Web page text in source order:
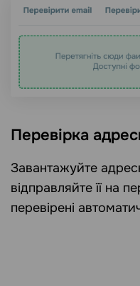
Перевірка
Завантажуйте
відправляйте її на
перевірені